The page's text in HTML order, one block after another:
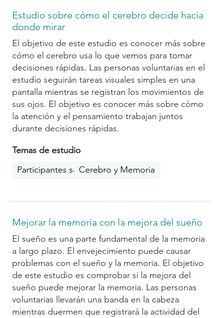
Estudio sobre cómo el cerebro decide hacia
donde mirar
El objetivo de este estudio es conocer más sobre
cómo el cerebro usa lo que vemos para tomar
decisiones rápidas. Las personas voluntarias en el
estudio seguirán tareas visuales simples en una
pantalla mientras se registran los movimientos de
sus ojos. El objetivo es conocer más sobre cómo
la atención y el pensamiento trabajan juntos
durante decisiones rápidas.
Temas de estudio
Participantes saludablesCerebro y Memoria
Mejorar la memoria con la mejora del sueño
El sueño es una parte fundamental de la memoria
a largo plazo. El envejecimiento puede causar
problemas con el sueño y la memoria. El objetivo
de este estudio es comprobar si la mejora del
sueño puede mejorar la memoria. Las personas
voluntarias llevarán una banda en la cabeza
mientras duermen que registrará la actividad del